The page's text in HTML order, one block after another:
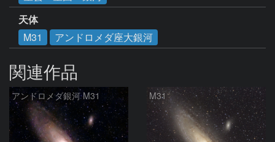
天体
M31
アンドロメダ座大銀河
関連作品
アンドロメダ銀河 M31 M31